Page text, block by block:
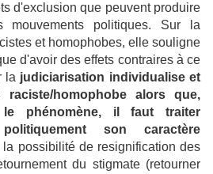
d'exclusion que peuvent produire
mouvements politiques. Sur la
et homophobes, elle souligne
d'avoir des effets contraires à ce
la judiciarisation individualise et
homophobe alors que,
phénomène, il faut traiter
son caractère
la possibilité de resignification des
du stigmate (retourner